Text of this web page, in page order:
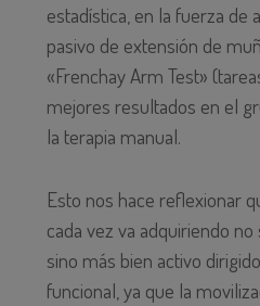
estadística, en la fuerza de
pasivo de extensión de
«Frenchay Arm Test»
mejores resultados en el
la terapia manual.
Esto nos hace reflexionar
cada vez va adquiriendo
sino más bien activo
funcional, ya que la